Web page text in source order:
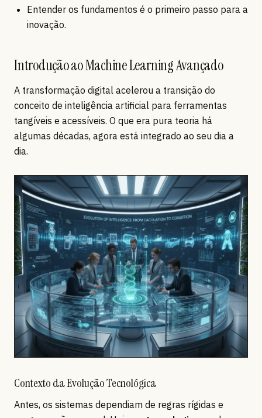
Entender os fundamentos é o primeiro passo para a
inovação.
Introdução ao Machine Learning Avançado
A transformação digital acelerou a transição do
conceito de inteligência artificial para ferramentas
tangíveis e acessíveis. O que era pura teoria há
algumas décadas, agora está integrado ao seu dia a
dia.
Contexto da Evolução Tecnológica
Antes, os sistemas dependiam de regras rígidas e